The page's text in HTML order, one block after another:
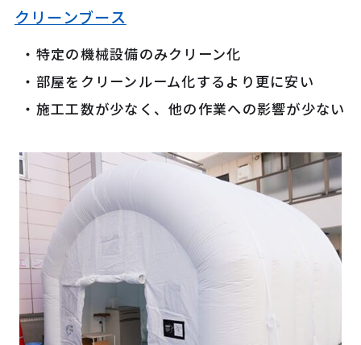
クリーンブース
特定の機械設備のみクリーン化
部屋をクリーンルーム化するより更に安い
施工工数が少なく、他の作業への影響が少ない